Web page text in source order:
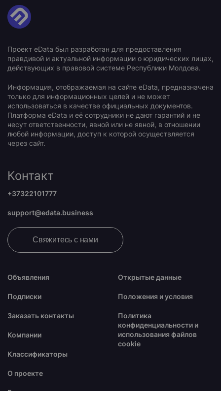
Проект eData был разработан для предоставления
правдивой и актуальной информации о юридических лицах,
действующих в правовой системе Республики Молдова.
Информация, отображаемая на сайте eData, предназначена
только для информационных целей и не может
использоваться в качестве официальных документов.
Платформа eData и её сотрудники не дают гарантий и не
несут ответственности, явной или не явной, в отношении
любой информации, доступ к которой осуществляется
через сайт.
Объявления
Подписки
Заказать контакты
Компании
Классификаторы
О проекте
Блог
Открытые данные
Положения и условия
Политика
конфиденциальности и
использования файлов
cookie
Контакт
+37322101777
support@edata.business
Свяжитесь с нами